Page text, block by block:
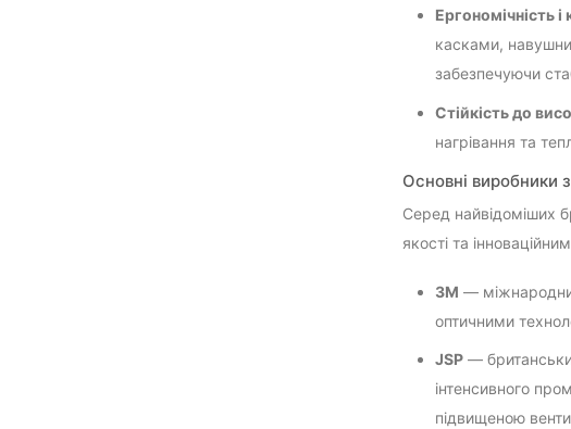
Ергономічність
касками,
забезпечуючи
Стійкість до
нагрівання та
Основні виробники
Серед найвідоміших
якості та
3M —
оптичними
JSP—
інтенсивного
підвищеною